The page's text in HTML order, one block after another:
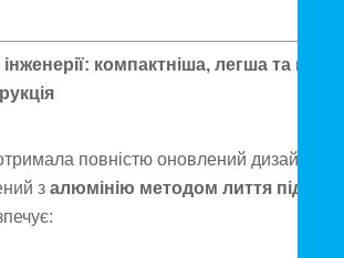
компактніша, легша та ще
повністю оновлений дизайн.
з алюмінію методом лиття під